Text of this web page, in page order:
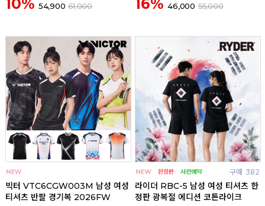
10% 54,900 61,000 16% 46,000 55,000
빅터 VTC6CGW003M 남성 여성
티셔츠 반팔 경기복 2026FW
구매 382
라이더 RBC-5 남성 여성 티셔츠 한
정판 광복절 에디션 코튼라이크